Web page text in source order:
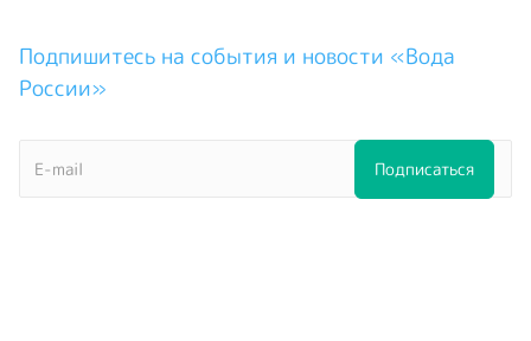
Подпишитесь на события и новости «Вода
России»